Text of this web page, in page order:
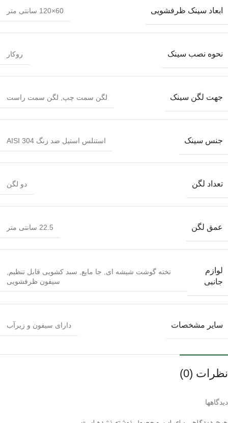
ابعاد سینک ظرفشویی 60×120 سانتی متر
نحوه نصب سینک روکار
جهت لگن سینک لگن سمت چپ لگن سمت راست
جنس سینک استنلس استیل ضد زنگ AISI 304
تعداد لگن دو لگن
عمق لگن 22.5 سانتی متر
لوازم
جانبی
تخته گوشت شیشه ای جا مایع سبد کشویی قابل تنظیم
سیفون ظرفشویی
سایر مشخصات دارای سیفون و زیرآب
نظرات (0)
دیدگاهها